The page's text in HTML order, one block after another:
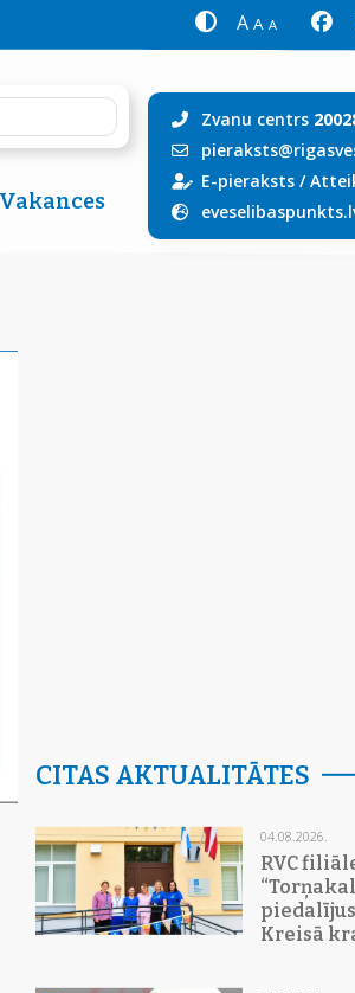
A A A
Vakances
Zvanu centrs
E-pieraksts/
CITAS AKTUALITĀTES
04.08.2026.
RVC
Kreisā